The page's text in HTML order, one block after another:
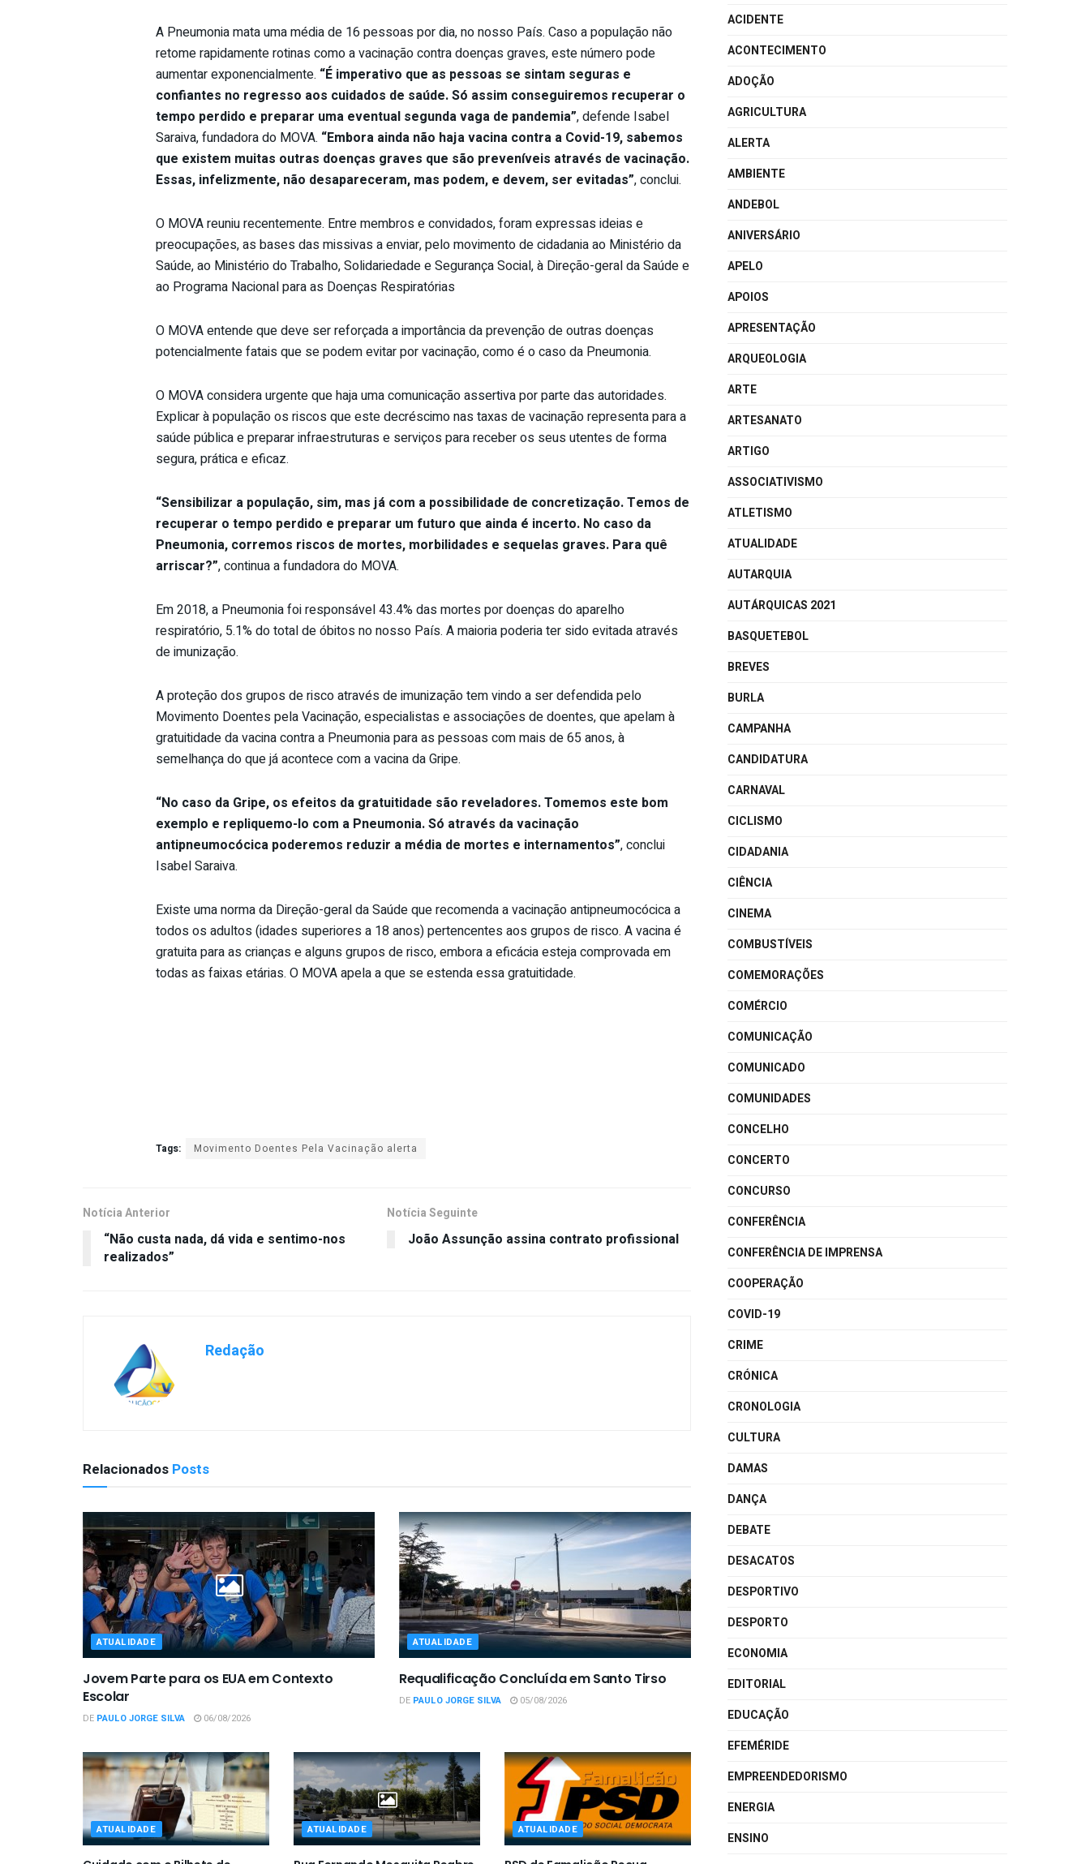
A Pneumonia mata uma média de 16 pessoas por dia, no nosso País. Caso a população não
retome rapidamente rotinas como a vacinação contra doenças graves, este número pode
aumentar exponencialmente. “É imperativo que as pessoas se sintam seguras e
confiantes no regresso aos cuidados de saúde. Só assim conseguiremos recuperar o
tempo perdido e preparar uma eventual segunda vaga de pandemia”, defende Isabel
Saraiva, fundadora do MOVA. “Embora ainda não haja vacina contra a Covid-19, sabemos
que existem muitas outras doenças graves que são preveníveis através de vacinação.
Essas, infelizmente, não desapareceram, mas podem, e devem, ser evitadas”, conclui.
O MOVA reuniu recentemente. Entre membros e convidados, foram expressas ideias e
preocupações, as bases das missivas a enviar, pelo movimento de cidadania ao Ministério da
Saúde, ao Ministério do Trabalho, Solidariedade e Segurança Social, à Direção-geral da Saúde e
ao Programa Nacional para as Doenças Respiratórias
O MOVA entende que deve ser reforçada a importância da prevenção de outras doenças
potencialmente fatais que se podem evitar por vacinação, como é o caso da Pneumonia.
O MOVA considera urgente que haja uma comunicação assertiva por parte das autoridades.
Explicar à população os riscos que este decréscimo nas taxas de vacinação representa para a
saúde pública e preparar infraestruturas e serviços para receber os seus utentes de forma
segura, prática e eficaz.
“Sensibilizar a população, sim, mas já com a possibilidade de concretização. Temos de
recuperar o tempo perdido e preparar um futuro que ainda é incerto. No caso da
Pneumonia, corremos riscos de mortes, morbilidades e sequelas graves. Para quê
arriscar?”, continua a fundadora do MOVA.
Em 2018, a Pneumonia foi responsável 43.4% das mortes por doenças do aparelho
respiratório, 5.1% do total de óbitos no nosso País. A maioria poderia ter sido evitada através
de imunização.
A proteção dos grupos de risco através de imunização tem vindo a ser defendida pelo
Movimento Doentes pela Vacinação, especialistas e associações de doentes, que apelam à
gratuitidade da vacina contra a Pneumonia para as pessoas com mais de 65 anos, à
semelhança do que já acontece com a vacina da Gripe.
“No caso da Gripe, os efeitos da gratuitidade são reveladores. Tomemos este bom
exemplo e repliquemo-lo com a Pneumonia. Só através da vacinação
antipneumocócica poderemos reduzir a média de mortes e internamentos”, conclui
Isabel Saraiva.
Existe uma norma da Direção-geral da Saúde que recomenda a vacinação antipneumocócica a
todos os adultos (idades superiores a 18 anos) pertencentes aos grupos de risco. A vacina é
gratuita para as crianças e alguns grupos de risco, embora a eficácia esteja comprovada em
todas as faixas etárias. O MOVA apela a que se estenda essa gratuitidade.
Tags: Movimento Doentes Pela Vacinação alerta
Notícia Anterior
“Não custa nada, dá vida e sentimo-nos
realizados”
Notícia Seguinte
João Assunção assina contrato profissional
Redação
Relacionados Posts
ATUALIDADE
Jovem Parte para os EUA em Contexto
Escolar
DE PAULO JORGE SILVA 06/08/2026
ATUALIDADE
Requalificação Concluída em Santo Tirso
DE PAULO JORGE SILVA 05/08/2026
ATUALIDADE ATUALIDADE ATUALIDADE
ACIDENTE
ACONTECIMENTO
ADOÇÃO
AGRICULTURA
ALERTA
AMBIENTE
ANDEBOL
ANIVERSÁRIO
APELO
APOIOS
APRESENTAÇÃO
ARQUEOLOGIA
ARTE
ARTESANATO
ARTIGO
ASSOCIATIVISMO
ATLETISMO
ATUALIDADE
AUTARQUIA
AUTÁRQUICAS 2021
BASQUETEBOL
BREVES
BURLA
CAMPANHA
CANDIDATURA
CARNAVAL
CICLISMO
CIDADANIA
CIÊNCIA
CINEMA
COMBUSTÍVEIS
COMEMORAÇÕES
COMÉRCIO
COMUNICAÇÃO
COMUNICADO
COMUNIDADES
CONCELHO
CONCERTO
CONCURSO
CONFERÊNCIA
CONFERÊNCIA DE IMPRENSA
COOPERAÇÃO
COVID-19
CRIME
CRÓNICA
CRONOLOGIA
CULTURA
DAMAS
DANÇA
DEBATE
DESACATOS
DESPORTIVO
DESPORTO
ECONOMIA
EDITORIAL
EDUCAÇÃO
EFEMÉRIDE
EMPREENDEDORISMO
ENERGIA
ENSINO